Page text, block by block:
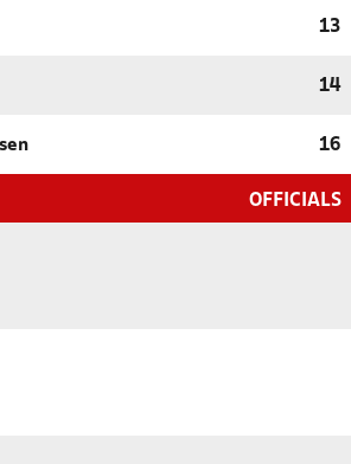
13
14
16
OFFICIALS